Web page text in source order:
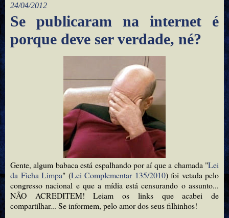
24/04/2012
Se publicaram na internet é
porque deve ser verdade, né?
Gente, algum babaca está espalhando por aí que a chamada "Lei
da Ficha Limpa" (Lei Complementar 135/2010) foi vetada pelo
congresso nacional e que a mídia está censurando o assunto...
NÃO ACREDITEM! Leiam os links que acabei de
compartilhar... Se informem, pelo amor dos seus filhinhos!